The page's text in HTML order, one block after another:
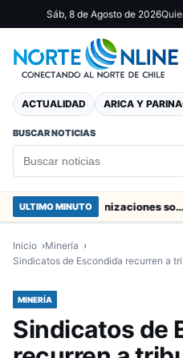
Sáb, 8 de Agosto de 2026
ACTUALIDAD ARICA Y
BUSCAR NOTICIAS
ULTIMO MINUTO Entregaron fibra óptica gratuita a organizaciones sociales de Arica
Inicio
Minería
Sindicatos de Escondida recurren a
MINERÍA
Sindicatos de